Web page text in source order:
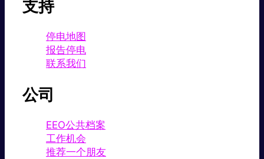
支持
停电地图
报告停电
联系我们
公司
EEO公共档案
工作机会
推荐一个朋友